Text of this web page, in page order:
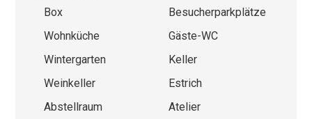
Box
Besucherparkplätze
Wohnküche
Gäste-WC
Wintergarten
Keller
Weinkeller
Estrich
Abstellraum
Atelier